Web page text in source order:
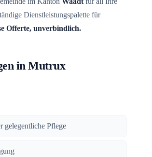
Dienstleistungspalette für
Offerte, unverbindlich.
in Mutrux
gelegentliche Pflege